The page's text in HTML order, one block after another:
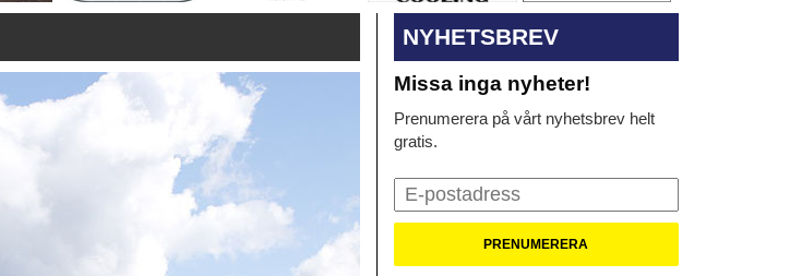
NYHETSBREV
Missa inga nyheter!
Prenumerera på vårt nyhetsbrev helt
gratis.